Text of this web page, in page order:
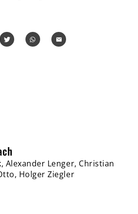
Alexander Lenger, Christian
Holger Ziegler